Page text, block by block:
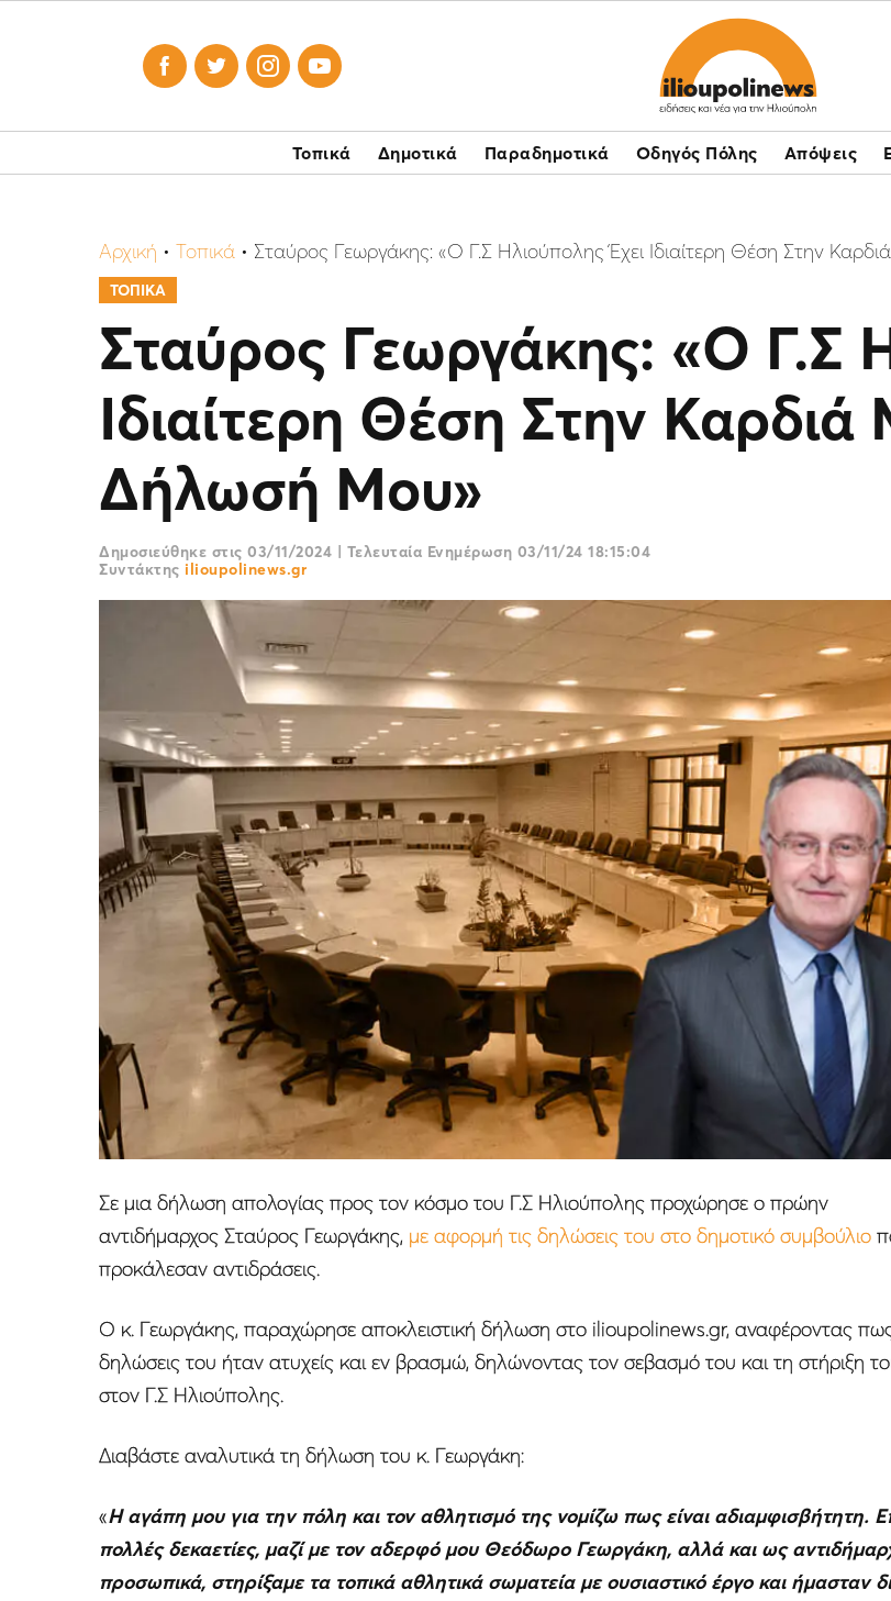
   
Τοπικά Δημοτικά Παραδημοτικά Οδηγός Πόλης Απόψεις
Αρχική • Τοπικά • Σταύρος Γεωργάκης: «O Γ.Σ Ηλιούπολης Έχει Ιδιαίτερη Θέση Στην
ΤΟΠΙΚΑ
Σταύρος Γεωργάκης: «O Γ.Σ
Ιδιαίτερη Θέση Στην
Δήλωσή Μου»
Δημοσιεύθηκε στις 03/11/2024 | Τελευταία Ενημέρωση 03/11/24 18:15:04
Συντάκτης ilioupolinews.gr
Σε μια δήλωση απολογίας προς τον κόσμο του Γ.Σ Ηλιούπολης προχώρησε ο πρώην
αντιδήμαρχος Σταύρος Γεωργάκης, με αφορμή τις δηλώσεις του στο δημοτικό συμβούλιο
προκάλεσαν αντιδράσεις.
Ο κ. Γεωργάκης, παραχώρησε αποκλειστική δήλωση στο ilioupolinews.gr, αναφέροντας
δηλώσεις του ήταν ατυχείς και εν βρασμώ, δηλώνοντας τον σεβασμό του και τη στήριξη
στον Γ.Σ Ηλιούπολης.
Διαβάστε αναλυτικά τη δήλωση του κ. Γεωργάκη:
«Η αγάπη μου για την πόλη και τον αθλητισμό της νομίζω πως είναι αδιαμφισβήτητη.
πολλές δεκαετίες, μαζί με τον αδερφό μου Θεόδωρο Γεωργάκη, αλλά και ως
προσωπικά, στηρίξαμε τα τοπικά αθλητικά σωματεία με ουσιαστικό έργο και ήμασταν